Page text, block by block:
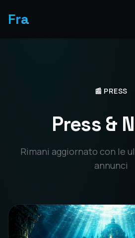
Fra
📰 PRESS
Press &
Rimani aggiornato con le
annunci